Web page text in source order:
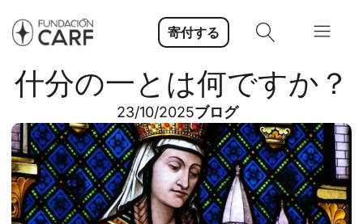
寄付する
什分の一とは何ですか？
23/10/2025ブログ